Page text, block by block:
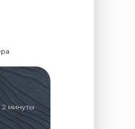
2 минуты